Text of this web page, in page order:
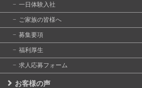
一日体験入社
ご家族の皆様へ
募集要項
福利厚生
求人応募フォーム
お客様の声